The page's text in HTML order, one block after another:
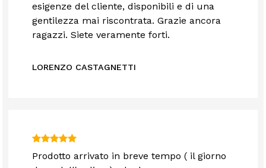
esigenze del cliente, disponibili e di una
gentilezza mai riscontrata. Grazie ancora
ragazzi. Siete veramente forti.
LORENZO CASTAGNETTI
Prodotto arrivato in breve tempo ( il giorno